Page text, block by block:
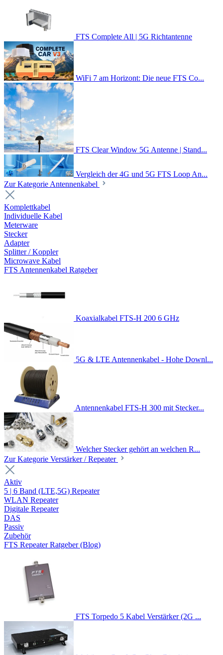
FTS Complete All | 5G Richtantenne
WiFi 7 am Horizont: Die neue FTS Co...
FTS Clear Window 5G Antenne | Stand...
Vergleich der 4G und 5G FTS Loop An...
Zur Kategorie Antennenkabel
Komplettkabel
Individuelle Kabel
Meterware
Stecker
Adapter
Splitter / Koppler
Microwave Kabel
FTS Antennenkabel Ratgeber
Koaxialkabel FTS-H 200 6 GHz
5G & LTE Antennenkabel - Hohe Downl...
Antennenkabel FTS-H 300 mit Stecker...
Welcher Stecker gehört an welchen R...
Zur Kategorie Verstärker / Repeater
Aktiv
5 | 6 Band (LTE,5G) Repeater
WLAN Repeater
Digitale Repeater
DAS
Passiv
Zubehör
FTS Repeater Ratgeber (Blog)
FTS Torpedo 5 Kabel Verstärker (2G ...